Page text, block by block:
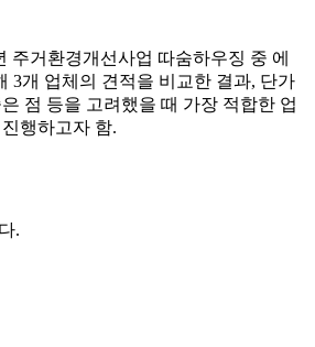
주거환경개선사업 따숨하우징 중 에
3개 업체의 견적을 비교한 결과, 단가
점 등을 고려했을 때 가장 적합한 업
행하고자 함.
.